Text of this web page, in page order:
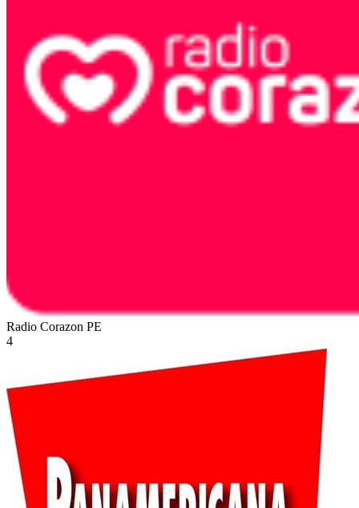
Radio Corazon PE
4